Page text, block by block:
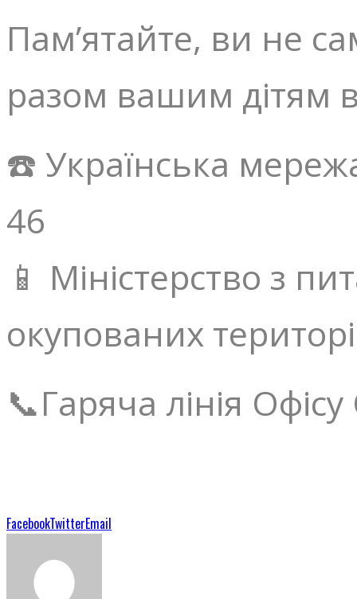
Пам’ятайте, ви не
разом вашим дітям
☎️ Українська
46
📱 Міністерство з
окупованих
📞Гаряча лінія
FacebookTwitterEmail